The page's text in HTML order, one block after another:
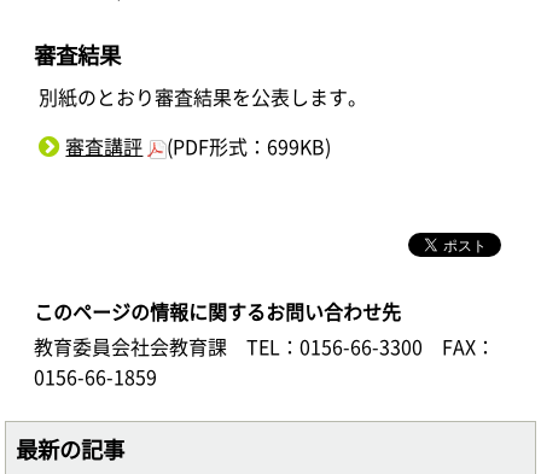
審査結果
別紙のとおり審査結果を公表します。
審査講評
(PDF形式：699KB)
このページの情報に関するお問い合わせ先
教育委員会社会教育課
TEL：0156-66-3300
FAX：
0156-66-1859
最新の記事